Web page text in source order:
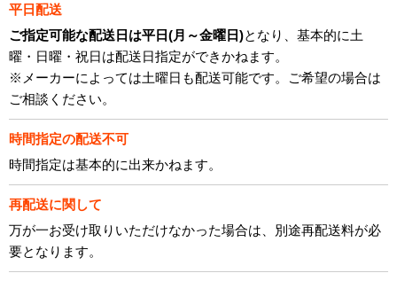
平日配送
ご指定可能な配送日は平日(月～金曜日)となり、基本的に土
曜・日曜・祝日は配送日指定ができかねます。
※メーカーによっては土曜日も配送可能です。ご希望の場合は
ご相談ください。
時間指定の配送不可
時間指定は基本的に出来かねます。
再配送に関して
万が一お受け取りいただけなかった場合は、別途再配送料が必
要となります。